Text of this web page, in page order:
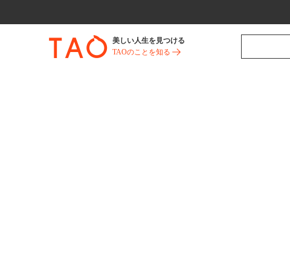
美しい人生を見つける
TAOのことを知る